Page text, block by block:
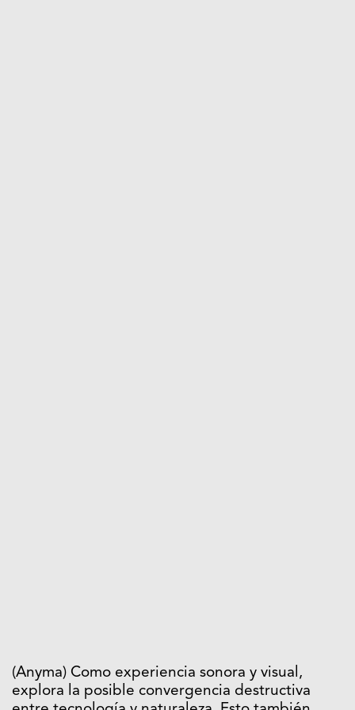
(Anyma) Como experiencia sonora y visual,
explora la posible convergencia destructiva